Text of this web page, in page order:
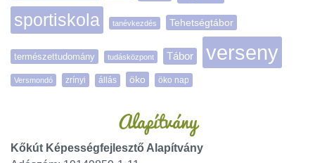
sportiskola tanévkezdés Tehetségtábor
természettudomány tudásközpont Tábor verseny
Versmondó zrínyi állás öko öko nap
Alapítvány
Kőkút Képességfejlesztő Alapítvány